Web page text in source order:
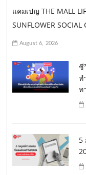
แคมเปญ THE MALL
SUNFLOWER SOCIAL
August 6, 2026
ชี
ท
ท
5